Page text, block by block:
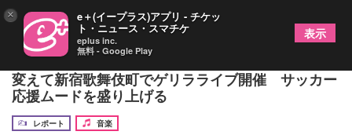
ORANGE RANGE、“BLUEGE RANGE”と名前を
変えて新宿歌舞伎町でゲリラライブ開催 サッカー
応援ムードを盛り上げる
レポート
音楽
× e＋(イープラス)アプリ - チケッ
ト・ニュース・スマチケ
eplus inc.
無料 - Google Play
表示